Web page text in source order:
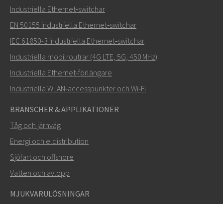
Skicka ett meddelande till Carl
Hur kan Carl kontakta dig?
Industriella Ethernet‑switchar
EN 50155 industriella Ethernet‑switchar
IEC 61850-3 industriella Ethernet‑switchar
Industriella mobilroutrar (4G LTE, 5G, 450 MHz)
Industriella Ethernet-förlängare
Industriella WLAN‑accesspunkter och Wi‑Fi
BRANSCHER & APPLIKATIONER
Tåg och järnväg
Energi och eldistribution
Sjöfart och offshore
Vatten och avlopp
MJUKVARULÖSNINGAR